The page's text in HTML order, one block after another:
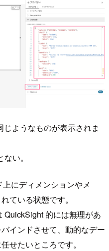
ようなものが表示されま
い。
にディメンションやメ
ている状態です。
QuickSight 的には無理があ
インドさせて、動的なデー
せたいところです。